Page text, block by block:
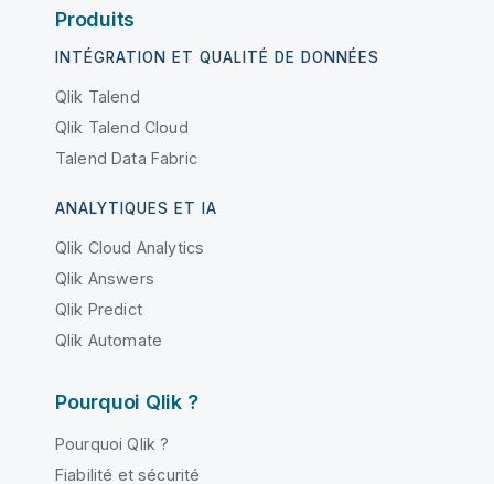
Produits
INTÉGRATION ET QUALITÉ DE DONNÉES
Qlik Talend
Qlik Talend Cloud
Talend Data Fabric
ANALYTIQUES ET IA
Qlik Cloud Analytics
Qlik Answers
Qlik Predict
Qlik Automate
Pourquoi Qlik ?
Pourquoi Qlik ?
Fiabilité et sécurité